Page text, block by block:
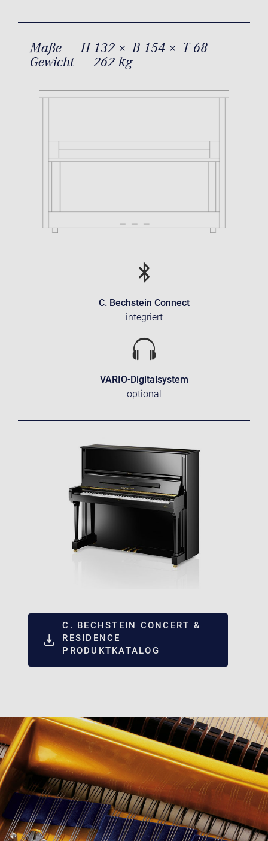
Maße
H 132 × B 154 × T 68
Gewicht
262 kg
C. Bechstein Connect
integriert
VARIO-Digitalsystem
optional
C. BECHSTEIN CONCERT &
RESIDENCE
PRODUKTKATALOG